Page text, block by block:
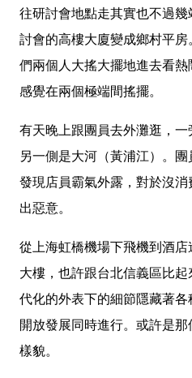
往研討會地點走其實也不過
討會的高樓大廈變成鄉村平
們兩個人大搖大擺地進去看熱
感覺在兩個極端間搖擺。
有天晚上跟團員去外灘逛，一
另一側是大河（黃浦江）。
發現店員霸氣外露，對於沒
出惡意。
從上海虹橋機場下飛機到酒
大樓，也許跟台北信義區比
代化的外表下的細節隱藏著
開放發展同時進行。或許是
樣貌。